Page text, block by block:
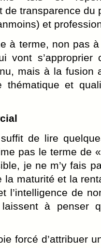
de transparence du
et
à terme, non pas
vont
mais à la fusion
thématique et
de lire
pas le terme de
je ne m’y fais
la maturité et la
l’intelligence de
à penser
forcé d’attribuer